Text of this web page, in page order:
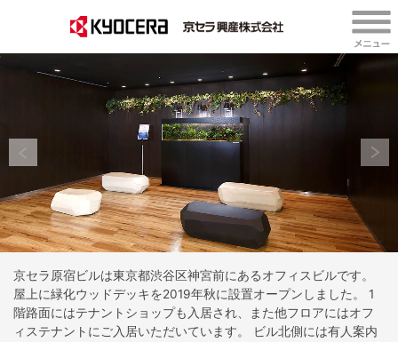
京セラ原宿ビルは東京都渋谷区神宮前にあるオフィスビルです。
屋上に緑化ウッドデッキを2019年秋に設置オープンしました。
1
階路面にはテナントショップも入居され、また他フロアにはオフ
ィステナントにご入居いただいています。
ビル北側には有人案内